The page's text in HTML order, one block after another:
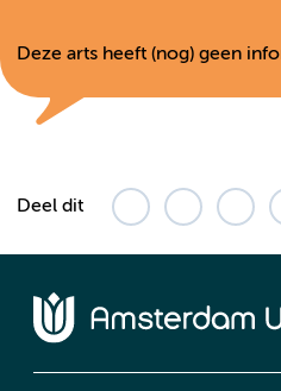
Deze arts heeft (nog) geen
Deel dit